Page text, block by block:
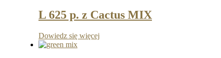
L 625 p. z Cactus MIX
Dowiedz się więcej